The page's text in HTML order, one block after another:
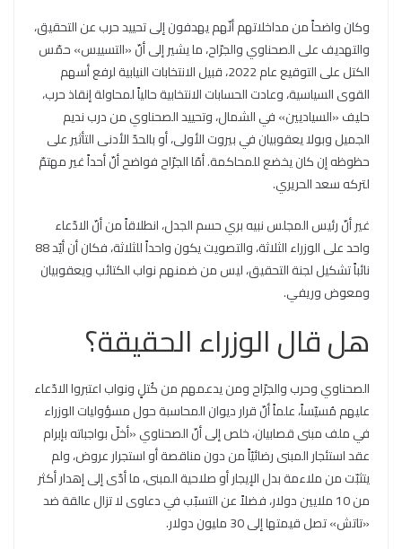
وكان واضحاً من مداخلاتهم أنّهم يهدفون إلى تحييد حرب عن التحقيق،
والتهديف على الصحناوي والجرّاح، ما يشير إلى أنّ «التسييس» حمّس
الكتل على التوقيع عام 2022، قبيل الانتخابات النيابية لرفع أسهم
القوى السياسية، وعادت الحسابات الانتخابية حالياً لمحاولة إنقاذ حرب،
حليف «السياديين» في الشمال، وتحييد الصحناوي من درب نديم
الجميل وبولا يعقوبيان في بيروت الأولى، أو بالحدّ الأدنى التأثير على
حظوظه إن كان يخضع للمحاكمة. أمّا الجرّاح فواضح أنّ أحداً غير مهتمّ
لتركه سعد الحريري.
غير أنّ رئيس المجلس نبيه بري حسم الجدل، انطلاقاً من أنّ الادّعاء
واحد على الوزراء الثلاثة، والتصويت يكون واحداً للثلاثة، فكان أن أيّد 88
نائباً تشكيل لجنة التحقيق، ليس من ضمنهم نواب الكتائب ويعقوبيان
ومعوض وريفي.
هل قال الوزراء الحقيقة؟
الصحناوي وحرب والجرّاح ومن يدعمهم من كُتلٍ ونواب اعتبروا الادّعاء
عليهم مُسيّساً، علماً أنّ قرار ديوان المحاسبة حول مسؤوليات الوزراء
في ملف مبنى قصابيان، خلص إلى أنّ الصحناوي «أخلّ بواجباته بإبرام
عقد استئجار المبنى رضائيّاً من دون مناقصة أو استجرار عروض، ولم
يتثبّت من ملاءمة بدل الإيجار أو صلاحية المبنى، ما أدّى إلى إهدار أكثر
من 10 ملايين دولار، فضلاً عن التسبّب في دعاوى لا تزال عالقة ضد
«تاتش» تصل قيمتها إلى 30 مليون دولار.